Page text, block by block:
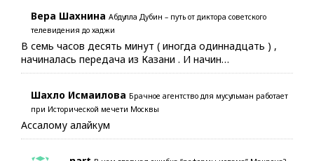
Вера Шахнина Абдулла Дубин – путь от диктора советского
телевидения до хаджи
В семь часов десять минут ( иногда одиннадцать ) ,
начиналась передача из Казани . И начин…
Шахло Исмаилова Брачное агентство для мусульман работает
при Исторической мечети Москвы
Ассалому алайкум